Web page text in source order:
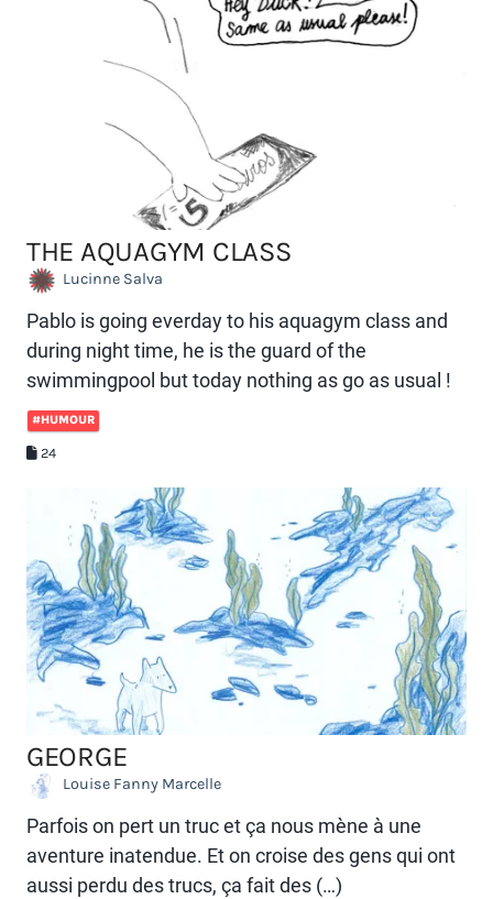
THE AQUAGYM CLASS
Lucinne Salva
Pablo is going everday to his aquagym class and
during night time, he is the guard of the
swimmingpool but today nothing as go as usual !
#HUMOUR
24
GEORGE
Louise Fanny Marcelle
Parfois on pert un truc et ça nous mène à une
aventure inatendue. Et on croise des gens qui ont
aussi perdu des trucs, ça fait des (…)